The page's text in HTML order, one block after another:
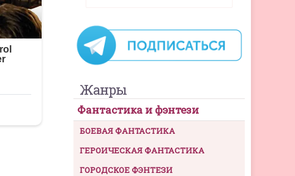
Жанры
Фантастика и фэнтези
БОЕВАЯ ФАНТАСТИКА
ГЕРОИЧЕСКАЯ ФАНТАСТИКА
ГОРОДСКОЕ ФЭНТЕЗИ